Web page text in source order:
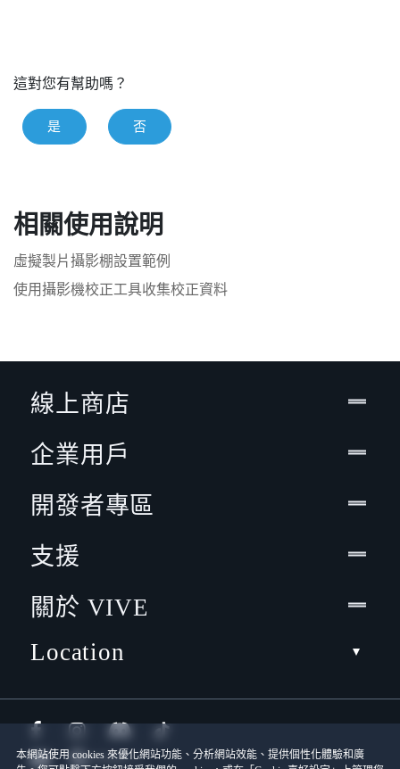
這對您有幫助嗎？
是 否
相關使用說明
虛擬製片攝影棚設置範例
使用攝影機校正工具收集校正資料
本網站使用 cookies 來優化網站功能、分析網站效能、提供個性化體驗和廣
線上商店
企業用戶
開發者專區
支援
關於 VIVE
Location